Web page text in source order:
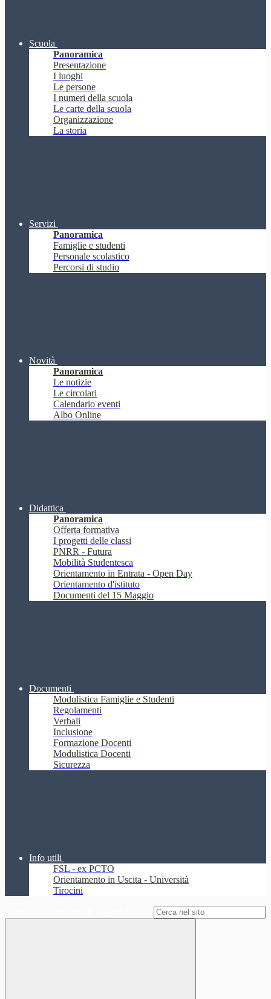
Scuola
Panoramica
Presentazione
I luoghi
Le persone
I numeri della scuola
Le carte della scuola
Organizzazione
La storia
Servizi
Panoramica
Famiglie e studenti
Personale scolastico
Percorsi di studio
Novità
Panoramica
Le notizie
Le circolari
Calendario eventi
Albo Online
Didattica
Panoramica
Offerta formativa
I progetti delle classi
PNRR - Futura
Mobilità Studentesca
Orientamento in Entrata - Open Day
Orientamento d'istituto
Documenti del 15 Maggio
Documenti
Modulistica Famiglie e Studenti
Regolamenti
Verbali
Inclusione
Formazione Docenti
Modulistica Docenti
Sicurezza
Info utili
FSL - ex PCTO
Orientamento in Uscita - Università
Tirocini